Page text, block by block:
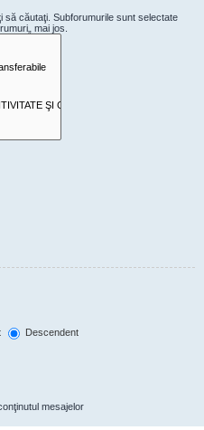
să căutaţi. Subforumurile sunt selectate
mai jos.
Descendent
mesajelor